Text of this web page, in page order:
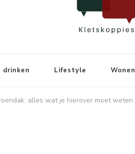
drinken Lifestyle Wonen
alles wat je hierover moet weten